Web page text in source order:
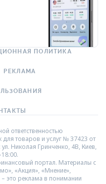
ПОЛИТИКА
РЕКЛАМА
ответственностью
для товаров и услуг № 37423 от
Николая Гринченко, 4В, Киев,
портал. Материалы с
«Акция», «Мнение»,
– это реклама в понимании